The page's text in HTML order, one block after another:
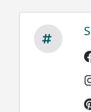
nass 300 bis
kg/m³
Sie können